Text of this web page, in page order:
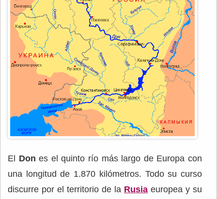
El Don es el quinto río más largo de Europa con
una longitud de 1.870 kilómetros. Todo su curso
discurre por el territorio de la Rusia europea y su